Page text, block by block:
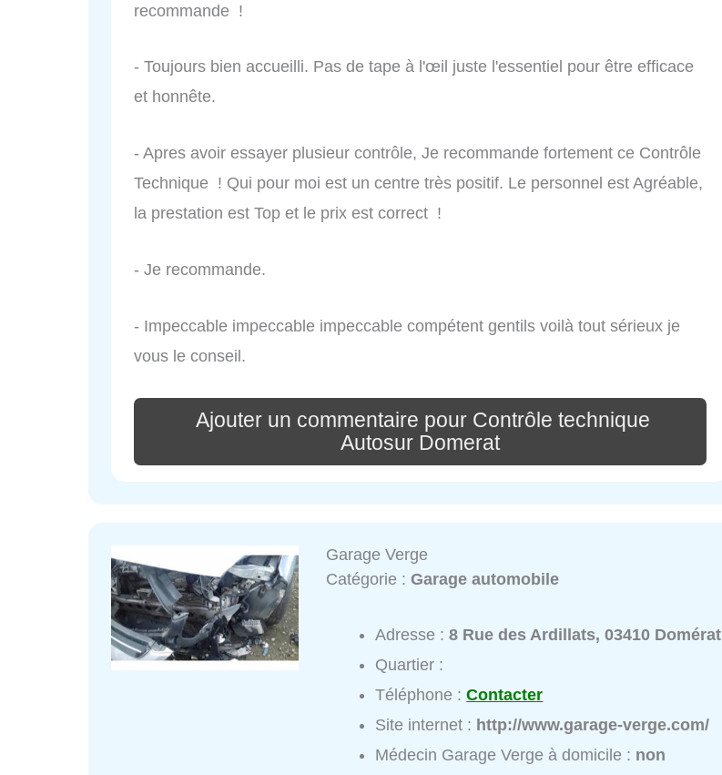
recommande !
- Toujours bien accueilli. Pas de tape à l'œil juste l'essentiel pour être efficace
et honnête.
- Apres avoir essayer plusieur contrôle, Je recommande fortement ce Contrôle
Technique ! Qui pour moi est un centre très positif. Le personnel est Agréable,
la prestation est Top et le prix est correct !
- Je recommande.
- Impeccable impeccable impeccable compétent gentils voilà tout sérieux je
vous le conseil.
Ajouter un commentaire pour Contrôle technique
Autosur Domerat
Garage Verge
Catégorie :Garage automobile
Adresse :8 Rue des Ardillats, 03410 Domérat
Quartier :
Téléphone :Contacter
Site internet : http://www.garage-verge.com/
Médecin Garage Verge à domicile : non